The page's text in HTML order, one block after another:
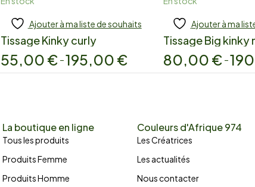
Add to cart
Ajouter à ma liste de souhaits
Tissage Kinky curly
55,00 € –195,00 €
Add to cart
Ajouter à ma
Tissage Big kinky
80,00 € –
La boutique en ligne
Tous les produits
Produits Femme
Produits Homme
Couleurs d'Afrique 974
Les Créatrices
Les actualités
Nous contacter